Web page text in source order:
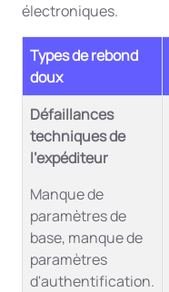
électroniques.
Types de rebond
doux
Défaillances
techniques de
l'expéditeur
Manque de
paramètres de
base, manque de
paramètres
d'authentification.